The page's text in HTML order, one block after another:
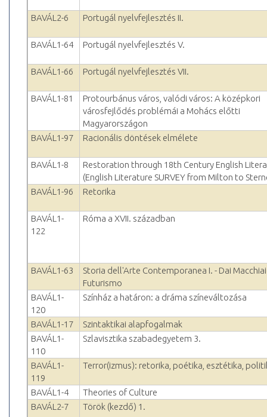
BAVÁL2-6 Portugál nyelvfejlesztés II.
BAVÁL1-64 Portugál nyelvfejlesztés V.
BAVÁL1-66 Portugál nyelvfejlesztés VII.
BAVÁL1-81
Protourbánus város, valódi város: A középkori
városfejlődés problémái a Mohács előtti
Magyarországon
BAVÁL1-97
Racionális döntések elmélete
BAVÁL1-8
Restoration through 18th Century English
(English Literature SURVEY from Milton to
BAVÁL1-96
Retorika
BAVÁL1-
122
Róma a XVII. században
BAVÁL1-63
Storia dell'Arte Contemporanea I. - Dai
Futurismo
BAVÁL1-
120
Színház a határon: a dráma színeváltozása
BAVÁL1-17
Szintaktikai alapfogalmak
BAVÁL1-
110
Szlavisztika szabadegyetem 3.
BAVÁL1-
119
Terror(izmus): retorika, poétika, esztétika,
BAVÁL1-4
Theories of Culture
BAVÁL2-7
Török (kezdő) 1.